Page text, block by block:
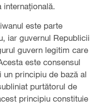
internațională.
este parte
iar guvernul Republicii
guvern legitim care
este consensul
principiu de bază al
purtătorul de
principiu constituie